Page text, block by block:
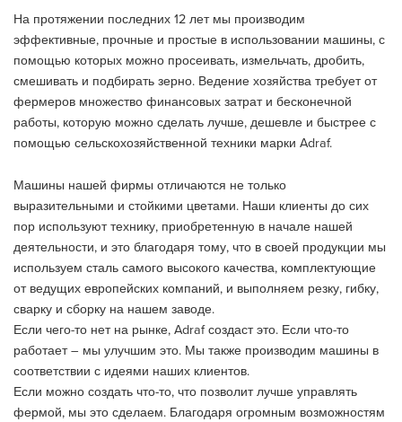
На протяжении последних 12 лет мы производим
эффективные, прочные и простые в использовании машины, с
помощью которых можно просеивать, измельчать, дробить,
смешивать и подбирать зерно. Ведение хозяйства требует от
фермеров множество финансовых затрат и бесконечной
работы, которую можно сделать лучше, дешевле и быстрее с
помощью сельскохозяйственной техники марки Adraf.
Машины нашей фирмы отличаются не только
выразительными и стойкими цветами. Наши клиенты до сих
пор используют технику, приобретенную в начале нашей
деятельности, и это благодаря тому, что в своей продукции мы
используем сталь самого высокого качества, комплектующие
от ведущих европейских компаний, и выполняем резку, гибку,
сварку и сборку на нашем заводе.
Если чего-то нет на рынке, Adraf создаст это. Если что-то
работает – мы улучшим это. Мы также производим машины в
соответствии с идеями наших клиентов.
Если можно создать что-то, что позволит лучше управлять
фермой, мы это сделаем. Благодаря огромным возможностям